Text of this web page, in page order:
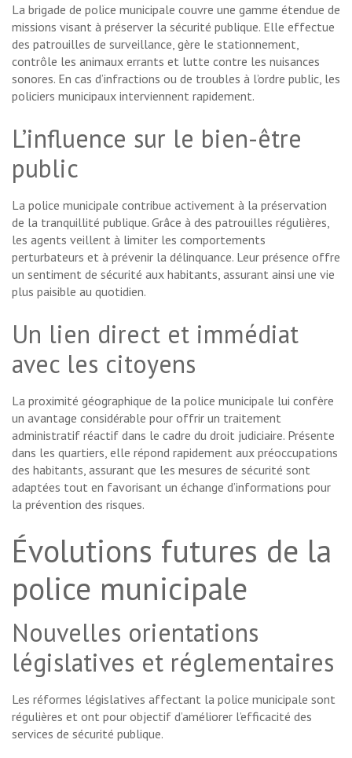
La brigade de police municipale couvre une gamme étendue de
missions visant à préserver la sécurité publique. Elle effectue
des patrouilles de surveillance, gère le stationnement,
contrôle les animaux errants et lutte contre les nuisances
sonores. En cas d’infractions ou de troubles à l’ordre public, les
policiers municipaux interviennent rapidement.
L’influence sur le bien-être
public
La police municipale contribue activement à la préservation
de la tranquillité publique. Grâce à des patrouilles régulières,
les agents veillent à limiter les comportements
perturbateurs et à prévenir la délinquance. Leur présence offre
un sentiment de sécurité aux habitants, assurant ainsi une vie
plus paisible au quotidien.
Un lien direct et immédiat
avec les citoyens
La proximité géographique de la police municipale lui confère
un avantage considérable pour offrir un traitement
administratif réactif dans le cadre du droit judiciaire. Présente
dans les quartiers, elle répond rapidement aux préoccupations
des habitants, assurant que les mesures de sécurité sont
adaptées tout en favorisant un échange d’informations pour
la prévention des risques.
Évolutions futures de la
police municipale
Nouvelles orientations
législatives et réglementaires
Les réformes législatives affectant la police municipale sont
régulières et ont pour objectif d’améliorer l’efficacité des
services de sécurité publique.